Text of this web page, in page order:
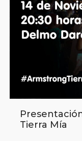
Tierra Mía